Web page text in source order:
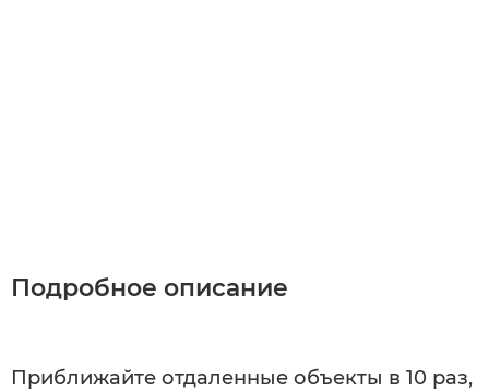
Подробное описание
Приближайте отдаленные объекты в 10 раз,